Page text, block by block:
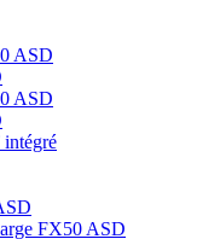
ASD
ASD
FX50 ASD